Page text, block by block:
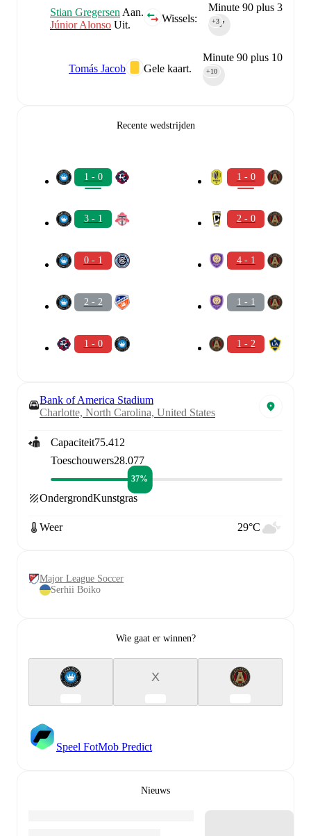
Minute 90 plus 3
90‎’‎
+3
Wissels:
Stian Gregersen Aan.
Júnior Alonso Uit.
Minute 90 plus 10
90‎’‎
+10
Gele kaart.
Tomás Jacob
Recente wedstrijden
1 - 0
3 - 1
0 - 1
2 - 2
1 - 0
1 - 0
2 - 0
4 - 1
1 - 1
1 - 2
Bank of America Stadium
Charlotte, North Carolina, United States
Capaciteit75.412
Toeschouwers28.077
37%
OndergrondKunstgras
Weer 29°C
Major League Soccer
Serhii Boiko
Wie gaat er winnen?
X
Speel FotMob Predict
Nieuws